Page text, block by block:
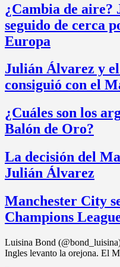
¿Cambia de aire?
seguido de cerca
Europa
Julián Álvarez y
consiguió con el
¿Cuáles son los
Balón de Oro?
La decisión del
Julián Álvarez
Manchester City
Champions
Luisina Bond
Ingles levanto la orejona. El